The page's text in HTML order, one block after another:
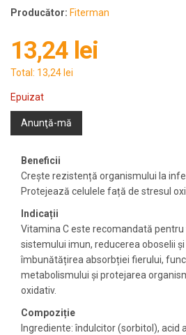
Producător: Fiterman
13,24 lei
Total: 13,24 lei
Epuizat
Anunţă-mă
Beneficii
Crește rezistență organismului la
Protejează celulele față de stresul
Indicații
Vitamina C este recomandată
sistemului imun, reducerea oboselii
îmbunătățirea absorbției fierului,
metabolismului și protejarea
oxidativ.
Compoziție
Ingrediente: îndulcitor (sorbitol), acid